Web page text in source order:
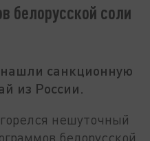
белорусской соли
санкционную
из России.
нешуточный
белорусской